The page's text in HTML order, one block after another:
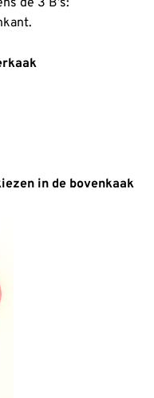
in de bovenkaak